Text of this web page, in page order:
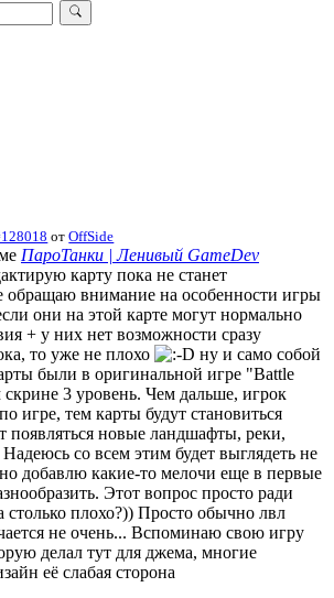
отOffSide
ПароТанки | Ленивый GameDev
карту пока не станет
внимание на особенности игры
они на этой карте могут нормально
+ у них нет возможности сразу
то уже не плохо
ну и само собой
были в оригинальной игре "Battle
3 уровень. Чем дальше, игрок
игре, тем карты будут становиться
появляться новые ландшафты, реки,
со всем этим будет выглядеть не
добавлю какие-то мелочи еще в первые
Этот вопрос просто ради
столько плохо?)) Просто обычно лвл
не очень... Вспоминаю свою игру
делал тут для джема, многие
её слабая сторона